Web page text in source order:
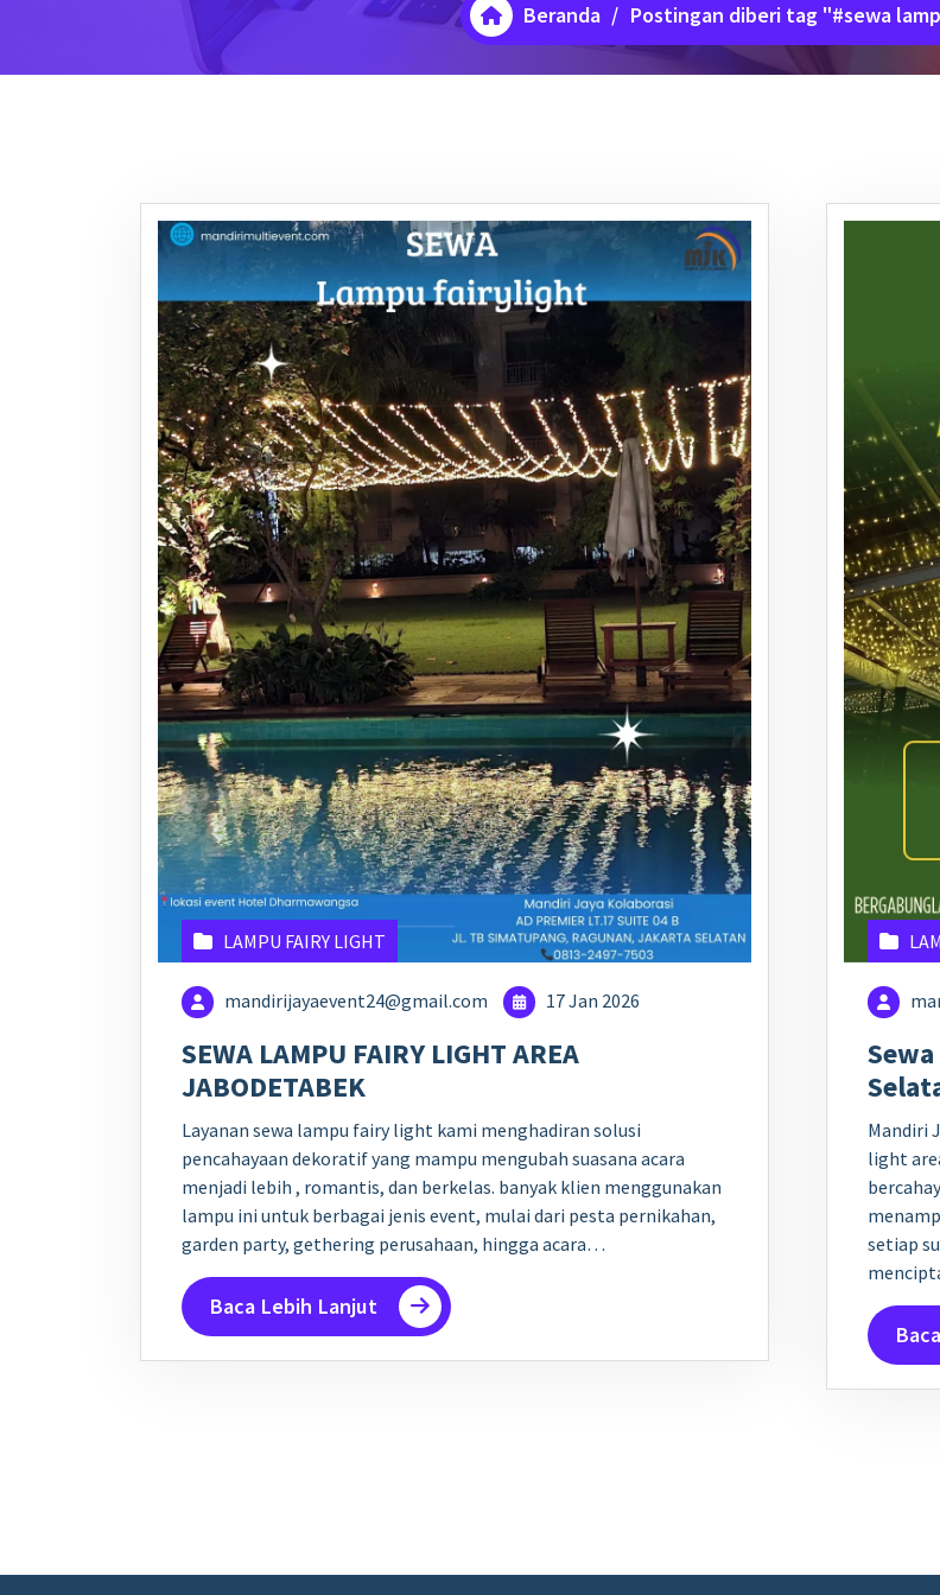
Beranda / Postingan diberi tag "#sewa
LAMPU FAIRY LIGHT
mandirijayaevent24@gmail.com 17 Jan 2026
SEWA LAMPU FAIRY LIGHT AREA
JABODETABEK
Layanan sewa lampu fairy light kami menghadiran solusi
pencahayaan dekoratif yang mampu mengubah suasana acara
menjadi lebih , romantis, dan berkelas. banyak klien menggunakan
lampu ini untuk berbagai jenis event, mulai dari pesta pernikahan,
garden party, gethering perusahaan, hingga acara…
Baca Lebih Lanjut
Mandiri
light
setiap